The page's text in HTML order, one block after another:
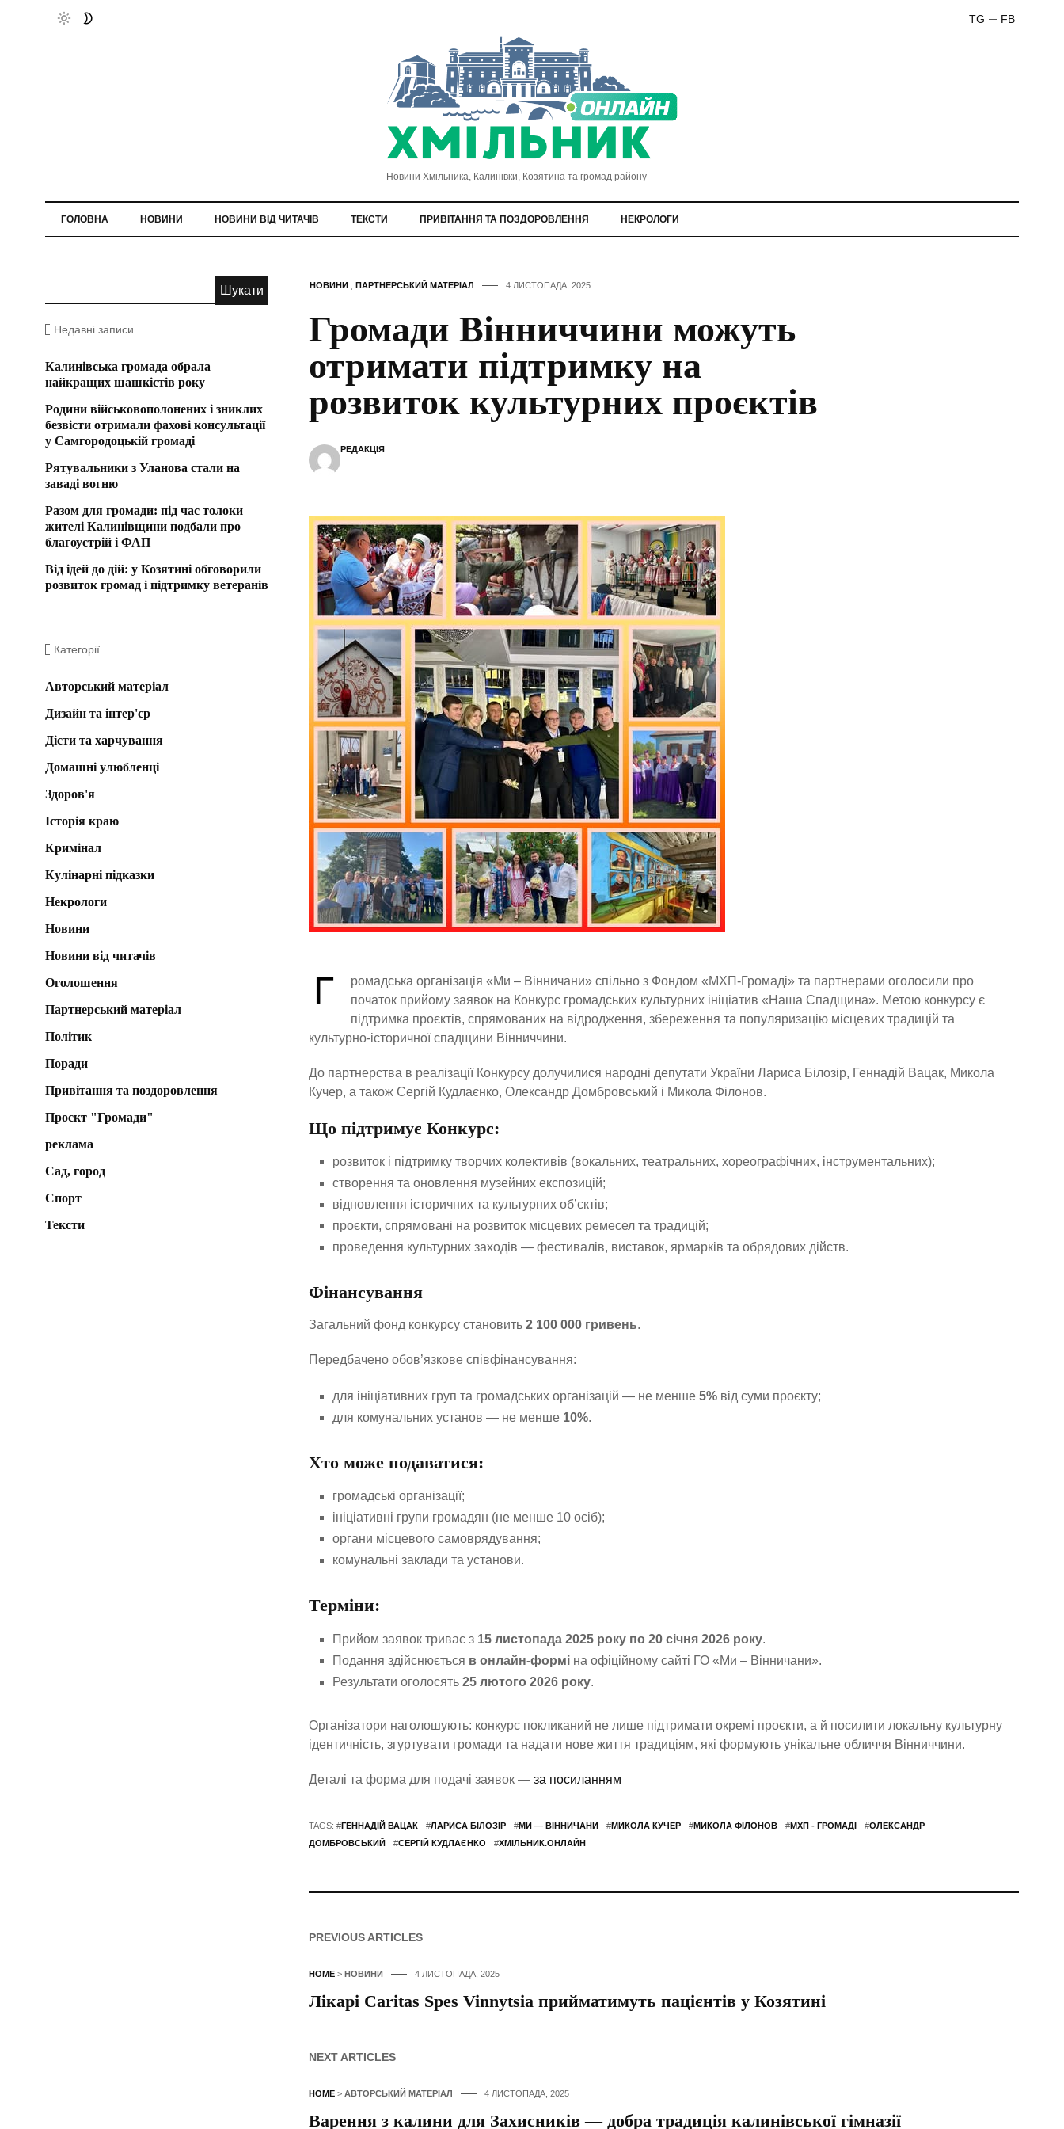
FB
TG
Новини Хмільника, Калинівки, Козятина та громад району
ГОЛОВНА НОВИНИ НОВИНИ ВІД ЧИТАЧІВ ТЕКСТИ ПРИВІТАННЯ ТА ПОЗДОРОВЛЕННЯ НЕКРОЛОГИ
НОВИНИ, ПАРТНЕРСЬКИЙ МАТЕРІАЛ 4 ЛИСТОПАДА, 2025
Громади Вінниччини можуть
отримати підтримку на
розвиток культурних проєктів
РЕДАКЦІЯ
Г
ромадська організація «Ми – Вінничани» спільно з Фондом «МХП-Громаді» та партнерами оголосили про
початок прийому заявок на Конкурс громадських культурних ініціатив «Наша Спадщина». Метою конкурсу є
підтримка проєктів, спрямованих на відродження, збереження та популяризацію місцевих традицій та
культурно-історичної спадщини Вінниччини.
До партнерства в реалізації Конкурсу долучилися народні депутати України Лариса Білозір, Геннадій Вацак, Микола
Кучер, а також Сергій Кудлаєнко, Олександр Домбровський і Микола Філонов.
Що підтримує Конкурс:
розвиток і підтримку творчих колективів (вокальних, театральних, хореографічних, інструментальних);
створення та оновлення музейних експозицій;
відновлення історичних та культурних об’єктів;
проєкти, спрямовані на розвиток місцевих ремесел та традицій;
проведення культурних заходів — фестивалів, виставок, ярмарків та обрядових дійств.
Фінансування
Загальний фонд конкурсу становить 2 100 000 гривень.
Передбачено обов’язкове співфінансування:
для ініціативних груп та громадських організацій — не менше 5%від суми проєкту;
для комунальних установ — не менше 10%.
Хто може подаватися:
громадські організації;
ініціативні групи громадян (не менше 10 осіб);
органи місцевого самоврядування;
комунальні заклади та установи.
Терміни:
Прийом заявок триває з 15 листопада 2025 року по 20 січня 2026 року.
Подання здійснюється в онлайн-форміна офіційному сайті ГО «Ми – Вінничани».
Результати оголосять 25 лютого 2026 року.
Організатори наголошують: конкурс покликаний не лише підтримати окремі проєкти, а й посилити локальну культурну
ідентичність, згуртувати громади та надати нове життя традиціям, які формують унікальне обличчя Вінниччини.
Деталі та форма для подачі заявок — за посиланням
TAGS: #ГЕННАДІЙ ВАЦАК #ЛАРИСА БІЛОЗІР #МИ — ВІННИЧАНИ #МИКОЛА КУЧЕР #МИКОЛА ФІЛОНОВ #МХП - ГРОМАДІ #ОЛЕКСАНДР
ДОМБРОВСЬКИЙ
#СЕРГІЙ КУДЛАЄНКО #ХМІЛЬНИК.ОНЛАЙН
PREVIOUS ARTICLES
HOME> НОВИНИ 4 ЛИСТОПАДА, 2025
Лікарі Caritas Spes Vinnytsia прийматимуть пацієнтів у Козятині
NEXT ARTICLES
HOME> АВТОРСЬКИЙ МАТЕРІАЛ 4 ЛИСТОПАДА, 2025
Варення з калини для Захисників — добра традиція калинівської гімназії
Недавні записи
Калинівська громада обрала
найкращих шашкістів року
Родини військовополонених і зниклих
безвісти отримали фахові консультації
у Самгородоцькій громаді
Рятувальники з Уланова стали на
заваді вогню
Разом для громади: під час толоки
жителі Калинівщини подбали про
благоустрій і ФАП
Від ідей до дій: у Козятині обговорили
розвиток громад і підтримку ветеранів
Категорії
Авторський матеріал
Дизайн та інтер'єр
Дієти та харчування
Домашні улюбленці
Здоров'я
Історія краю
Кримінал
Кулінарні підказки
Некрологи
Новини
Новини від читачів
Оголошення
Партнерський матеріал
Політик
Поради
Привітання та поздоровлення
Проєкт "Громади"
реклама
Сад, город
Спорт
Тексти